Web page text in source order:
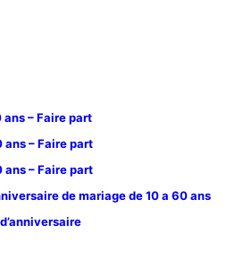
– Faire part
– Faire part
– Faire part
de mariage de 10 a 60 ans